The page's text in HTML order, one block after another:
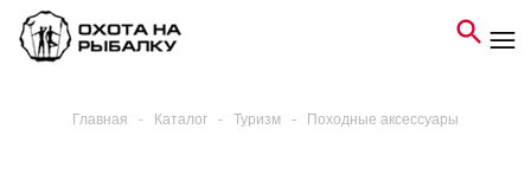
Главная - Каталог - Туризм - Походные аксессуары